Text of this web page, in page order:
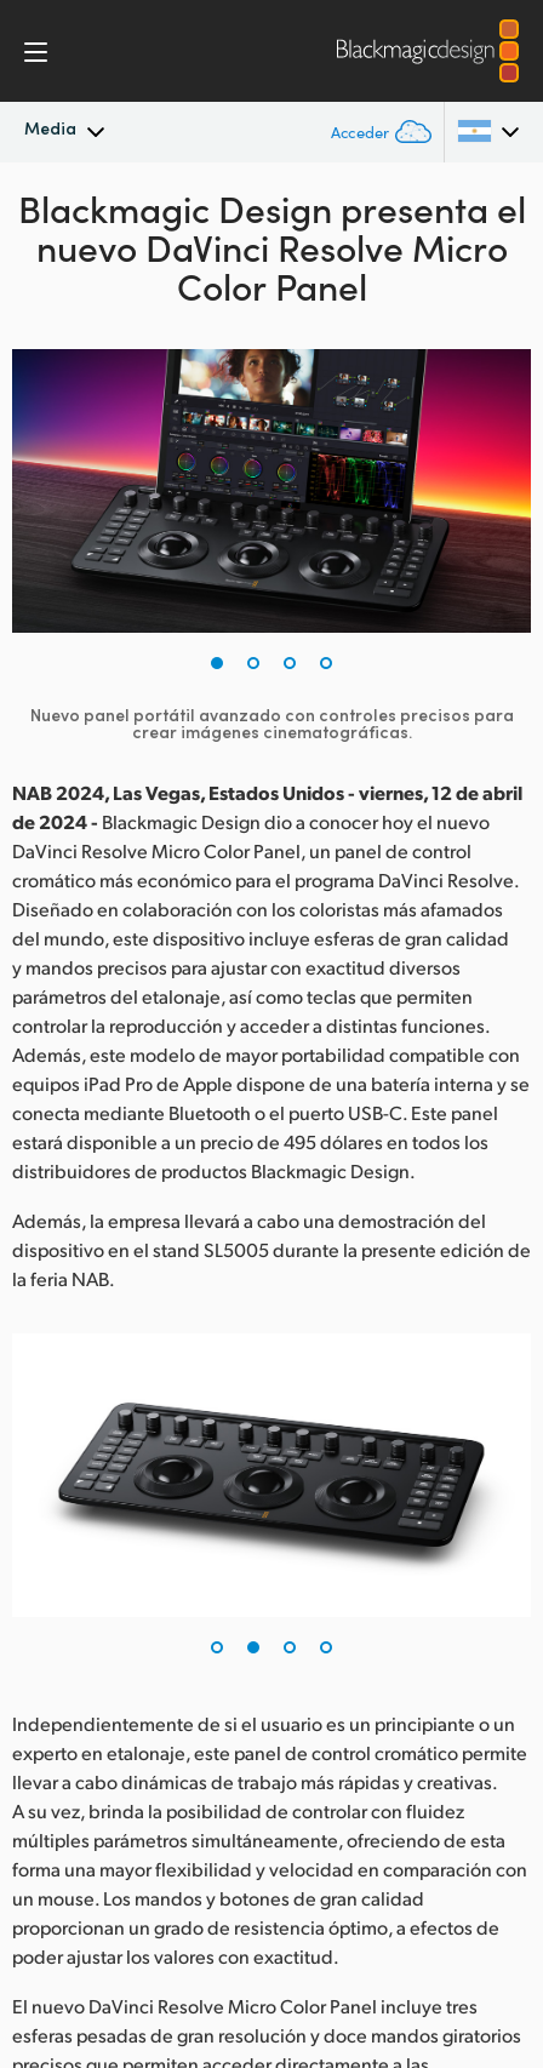
Media Acceder
Novedades
Archivo
Argentina
Australia
China
Denmark
Finland
Hong Kong SAR, China
Italy
Japan
Korea
Mexico
Malaysia
Netherlands
New Zealand
Poland
South Africa
España
Sweden
United Kingdom
United States
Blackmagic Design presenta el
nuevo DaVinci Resolve Micro
Color Panel
Nuevo panel portátil avanzado con controles precisos para
crear imágenes cinematográficas.
NAB 2024, Las Vegas, Estados Unidos - viernes, 12 de abril
de 2024 - Blackmagic Design dio a conocer hoy el nuevo
DaVinci Resolve Micro Color Panel, un panel de control
cromático más económico para el programa DaVinci Resolve.
Diseñado en colaboración con los coloristas más afamados
del mundo, este dispositivo incluye esferas de gran calidad
y mandos precisos para ajustar con exactitud diversos
parámetros del etalonaje, así como teclas que permiten
controlar la reproducción y acceder a distintas funciones.
Además, este modelo de mayor portabilidad compatible con
equipos iPad Pro de Apple dispone de una batería interna y se
conecta mediante Bluetooth o el puerto USB-C. Este panel
estará disponible a un precio de 495 dólares en todos los
distribuidores de productos Blackmagic Design.
Además, la empresa llevará a cabo una demostración del
dispositivo en el stand SL5005 durante la presente edición de
la feria NAB.
Independientemente de si el usuario es un principiante o un
experto en etalonaje, este panel de control cromático permite
llevar a cabo dinámicas de trabajo más rápidas y creativas.
A su vez, brinda la posibilidad de controlar con fluidez
múltiples parámetros simultáneamente, ofreciendo de esta
forma una mayor flexibilidad y velocidad en comparación con
un mouse. Los mandos y botones de gran calidad
proporcionan un grado de resistencia óptimo, a efectos de
poder ajustar los valores con exactitud.
El nuevo DaVinci Resolve Micro Color Panel incluye tres
esferas pesadas de gran resolución y doce mandos giratorios